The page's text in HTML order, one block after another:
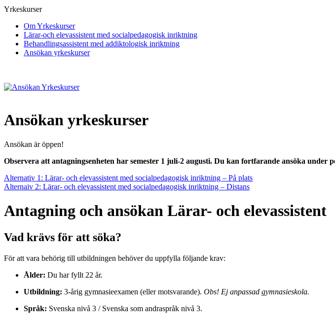
Yrkeskurser
Om Yrkeskurser
Lärar-och elevassistent med socialpedagogisk inriktning
Behandlingsassistent med addiktologisk inriktning
Ansökan yrkeskurser
Ansökan yrkeskurser
Ansökan är öppen!
Observera att antagningsenheten har semester 1 juli-2 augusti. Du kan fortfarande ansöka under
Alternativ 1: Lärar- och elevassistent med socialpedagogisk inriktning – På plats
Alternaiv 2: Lärar- och elevassistent med socialpedagogisk inriktning – Distans
Antagning och ansökan Lärar- och elevassistent
Vad krävs för att söka?
För att vara behörig till utbildningen behöver du uppfylla följande krav:
Ålder: Du har fyllt 22 år.
Utbildning: 3-årig gymnasieexamen (eller motsvarande). Obs! Ej anpassad gymnasieskola.
Språk: Svenska nivå 3 / Svenska som andraspråk nivå 3.